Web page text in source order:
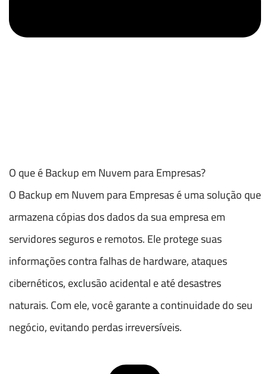
O que é Backup em Nuvem para Empresas?
O Backup em Nuvem para Empresas é uma solução que
armazena cópias dos dados da sua empresa em
servidores seguros e remotos. Ele protege suas
informações contra falhas de hardware, ataques
cibernéticos, exclusão acidental e até desastres
naturais. Com ele, você garante a continuidade do seu
negócio, evitando perdas irreversíveis.